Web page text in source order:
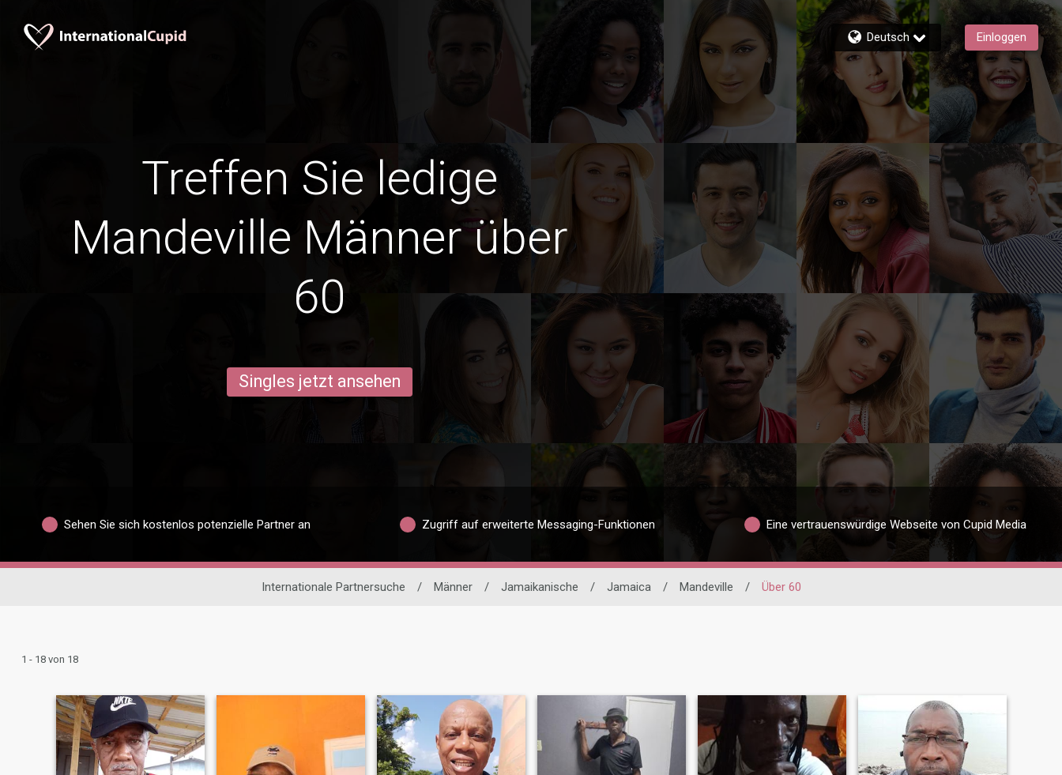
Deutsch Einloggen
Treffen Sie ledige
Mandeville Männer über
60
Singles jetzt ansehen
Sehen Sie sich kostenlos potenzielle Partner an Zugriff auf erweiterte Messaging-Funktionen Eine vertrauenswürdige Webseite von Cupid Media
Internationale Partnersuche / Männer / Jamaikanische / Jamaica / Mandeville / Über 60
1 - 18 von 18